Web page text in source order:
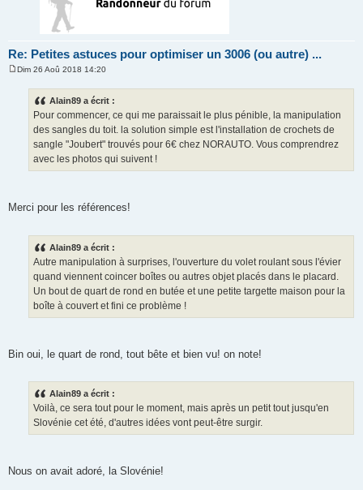
Re: Petites astuces pour optimiser un 3006 (ou autre) ...
Dim 26 Aoû 2018 14:20
Alain89 a écrit :
Pour commencer, ce qui me paraissait le plus pénible, la manipulation
des sangles du toit. la solution simple est l'installation de crochets de
sangle "Joubert" trouvés pour 6€ chez NORAUTO. Vous comprendrez
avec les photos qui suivent !
Merci pour les références!
Alain89 a écrit :
Autre manipulation à surprises, l'ouverture du volet roulant sous l'évier
quand viennent coincer boîtes ou autres objet placés dans le placard.
Un bout de quart de rond en butée et une petite targette maison pour la
boîte à couvert et fini ce problème !
Bin oui, le quart de rond, tout bête et bien vu! on note!
Alain89 a écrit :
Voilà, ce sera tout pour le moment, mais après un petit tout jusqu'en
Slovénie cet été, d'autres idées vont peut-être surgir.
Nous on avait adoré, la Slovénie!